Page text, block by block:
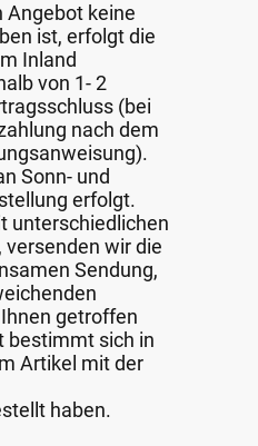
Angebot keine
ist, erfolgt die
Inland
von 1- 2
(bei
nach dem
Sonn- und
erfolgt.
unterschiedlichen
wir die
Sendung,
getroffen
bestimmt sich in
Artikel mit der
haben.